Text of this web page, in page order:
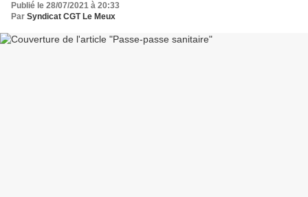
Publié le 28/07/2021 à 20:33
Par Syndicat CGT Le Meux